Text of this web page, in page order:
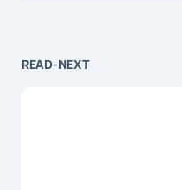
READ-NEXT